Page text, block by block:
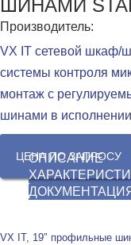
ШИНАМИ
Производитель:
VX IT сетевой шкаф/
системы контроля
монтаж с
шинами в
ЦЕНА ПО ЗАПРОСУ
ОПИСАНИЕ
VX IT, 19″ профильные